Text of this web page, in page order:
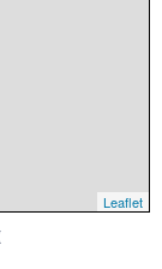
Leaflet